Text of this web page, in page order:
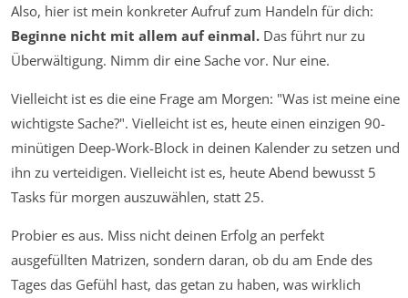
Also, hier ist mein konkreter Aufruf zum Handeln für dich:
Beginne nicht mit allem auf einmal. Das führt nur zu
Überwältigung. Nimm dir eine Sache vor. Nur eine.
Vielleicht ist es die eine Frage am Morgen: "Was ist meine eine
wichtigste Sache?". Vielleicht ist es, heute einen einzigen 90-
minütigen Deep-Work-Block in deinen Kalender zu setzen und
ihn zu verteidigen. Vielleicht ist es, heute Abend bewusst 5
Tasks für morgen auszuwählen, statt 25.
Probier es aus. Miss nicht deinen Erfolg an perfekt
ausgefüllten Matrizen, sondern daran, ob du am Ende des
Tages das Gefühl hast, das getan zu haben, was wirklich